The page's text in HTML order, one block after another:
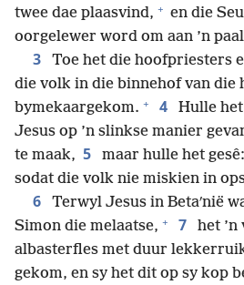
twee dae plaasvind, + en die
oorgelewer word om aan ’n
3
Toe het die hoofpriesters
die volk in die binnehof van die
bymekaargekom. + 4 Hulle
Jesus op ’n slinkse manier
te maak, 5
maar hulle het
sodat die volk nie miskien in
6
Terwyl Jesus in Betaʹnië
Simon die melaatse, + 7
het ’n
albasterfles met duur
gekom, en sy het dit op sy kop